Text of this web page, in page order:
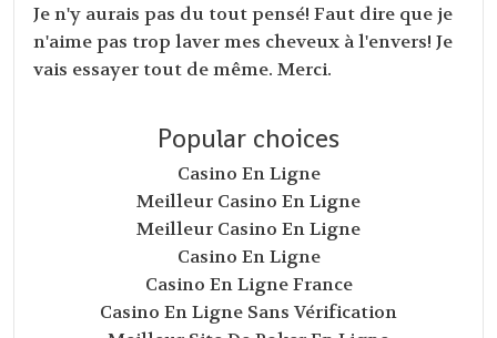
Je n'y aurais pas du tout pensé! Faut dire que je
n'aime pas trop laver mes cheveux à l'envers! Je
vais essayer tout de même. Merci.
Popular choices
Casino En Ligne
Meilleur Casino En Ligne
Meilleur Casino En Ligne
Casino En Ligne
Casino En Ligne France
Casino En Ligne Sans Vérification